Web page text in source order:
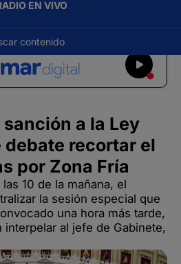
EN VIVO
a la Ley
debate recortar el
por Zona Fría
10 de la mañana, el
la sesión especial que
una hora más tarde,
interpelar al jefe de Gabinete,